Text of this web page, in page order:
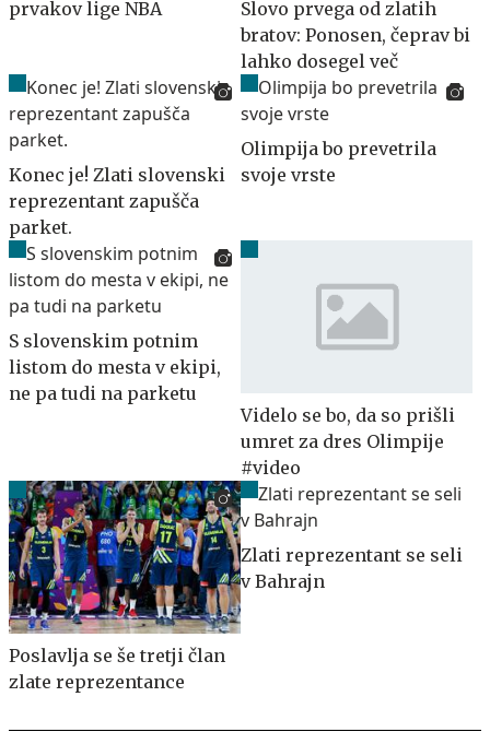
prvakov lige NBA
Slovo prvega od zlatih
bratov: Ponosen, čeprav bi
lahko dosegel več
Konec je! Zlati slovenski
reprezentant zapušča
parket.
Olimpija bo prevetrila
svoje vrste
S slovenskim potnim
listom do mesta v ekipi,
ne pa tudi na parketu
Videlo se bo, da so prišli
umret za dres Olimpije
#video
Poslavlja se še tretji član
zlate reprezentance
Zlati reprezentant se seli
v Bahrajn